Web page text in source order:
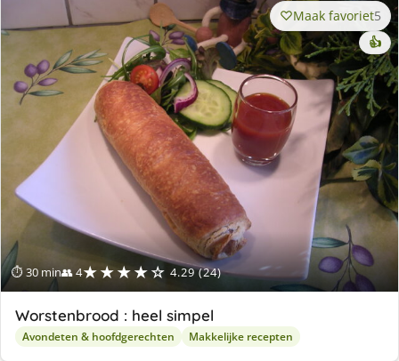
⏱ 30 min👥 4★★★★☆ 4.29 (24)
Maak favoriet5
👍
Worstenbrood : heel simpel
Avondeten & hoofdgerechten Makkelijke recepten